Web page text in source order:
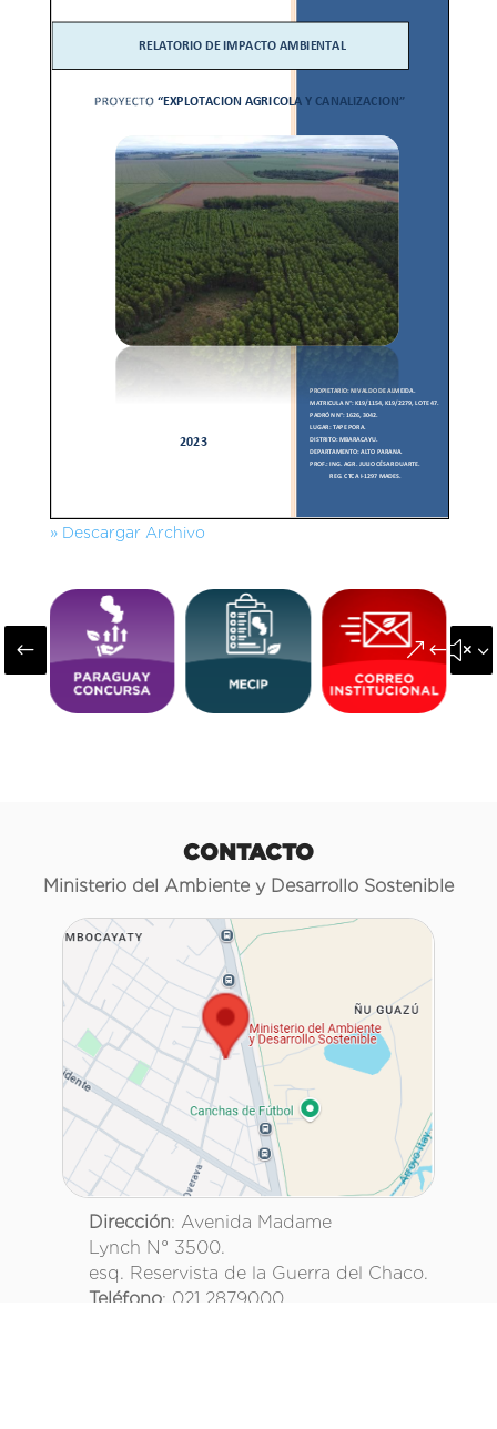
» Descargar Archivo
#
CONTACTO
Ministerio del Ambiente y Desarrollo Sostenible
Dirección: Avenida Madame
Lynch N° 3500.
esq. Reservista de la Guerra del Chaco.
Teléfono: 021 2879000